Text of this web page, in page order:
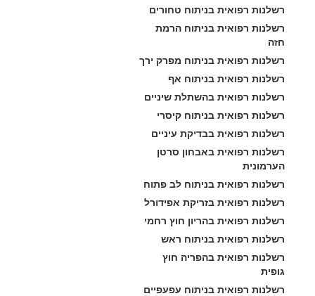
רשלנות רפואית בניתוח טחורים
רשלנות רפואית בניתוח הרמת
חזה
רשלנות רפואית בניתוח מפרק ירך
רשלנות רפואית בניתוח אף
רשלנות רפואית בהשתלת שיניים
רשלנות רפואית בניתוח קיסרי
רשלנות רפואית בבדיקת עיניים
רשלנות רפואית באבחון סרטן
הערמונית
רשלנות רפואית בניתוח לב פתוח
רשלנות רפואית בזריקת אפידורל
רשלנות רפואית בהריון חוץ רחמי
רשלנות רפואית בניתוח ראש
רשלנות רפואית בהפריה חוץ
גופית
רשלנות רפואית בניתוח עפעפיים